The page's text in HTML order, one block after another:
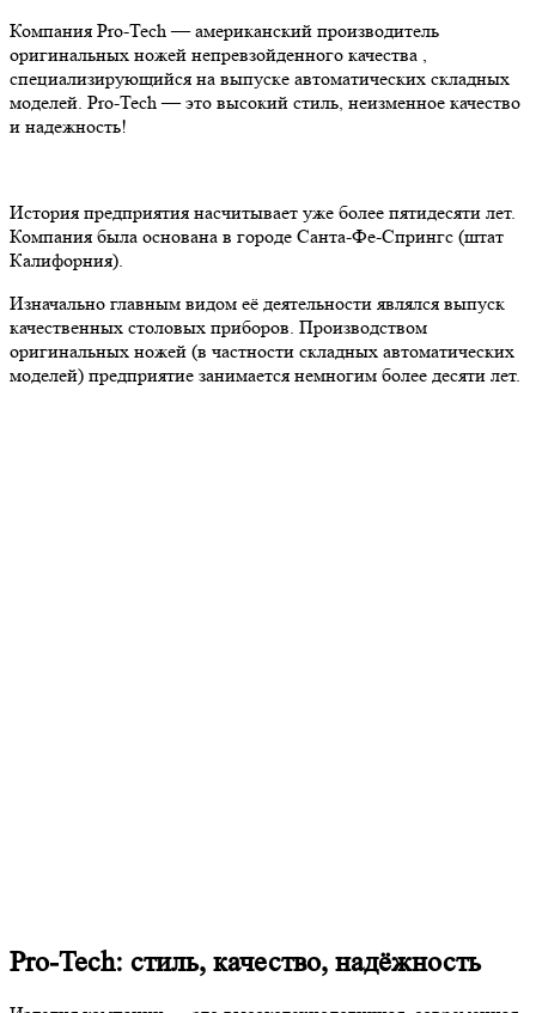
Компания Pro-Tech — американский производитель
оригинальных ножей непревзойденного качества ,
специализирующийся на выпуске автоматических складных
моделей. Pro-Tech — это высокий стиль, неизменное качество
и надежность!
История предприятия насчитывает уже более пятидесяти лет.
Компания была основана в городе Санта-Фе-Спрингс (штат
Калифорния).
Изначально главным видом её деятельности являлся выпуск
качественных столовых приборов. Производством
оригинальных ножей (в частности складных автоматических
моделей) предприятие занимается немногим более десяти лет.
Pro-Tech: стиль, качество, надёжность